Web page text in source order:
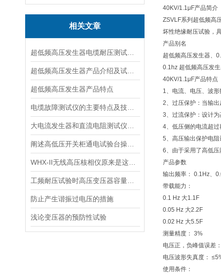
相关文章
超低频高压发生器产品特点
防止产生谐振过电压的措施
浅论变压器的预防性试验
40KV/1.1μF产品简介
ZSVLF系列超低频高
坏性绝缘耐压试验，
产品别名
超低频高压发生器、
0.1hz 超低频高压发
40KV/1.1μF产品特点
1、电流、电压、波
2、过压保护：当输
3、过流保护：设计
4、低压侧的电流超
5、高压输出保护电
6、由于采用了高低
产品参数
输出频率： 0.1Hz、
带载能力：
0.1 Hz 大1.1F
0.05 Hz 大2.2F
0.02 Hz 大5.5F
测量精度： 3%
电压正，负峰值误差
电压波形失真度：
使用条件：